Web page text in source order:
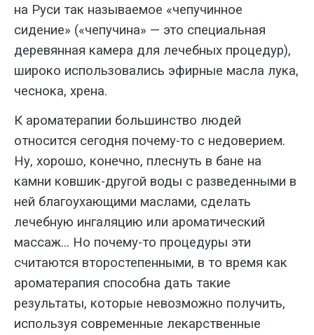
на Руси так называемое «чепучинное
сидение» («чепучина» — это специ­альная
деревянная камера для лечеб­ных процедур),
широко использовались эфирные масла лука,
чеснока, хрена.
К ароматерапии большинство лю­дей
относится сегодня почему-то с не­доверием.
Ну, хорошо, конечно, плес­нуть в бане на
камни ковшик-другой воды с разведенными в
ней благоухающими маслами, сделать
лечебную ингаляцию или ароматический
массаж... Но почему-то процедуры эти
считаются второсте­пенными, в то время как
ароматерапия способна дать такие
результаты, кото­рые невозможно получить,
используя современные лекарственные